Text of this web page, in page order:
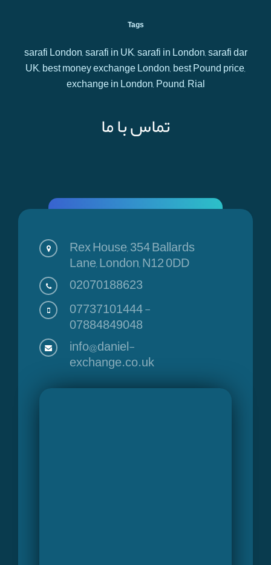
Tags
sarafi London, sarafi in UK, sarafi in London, sarafi dar
UK, best money exchange London, best Pound price,
exchange in London, Pound, Rial
تماس با ما
Rex House, 354 Ballards
Lane, London, N12 0DD
02070188623
07737101444-
07884849048
info@daniel-
exchange.co.uk